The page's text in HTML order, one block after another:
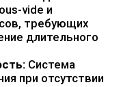
vide и
требующих
длительного
Система
при отсутствии